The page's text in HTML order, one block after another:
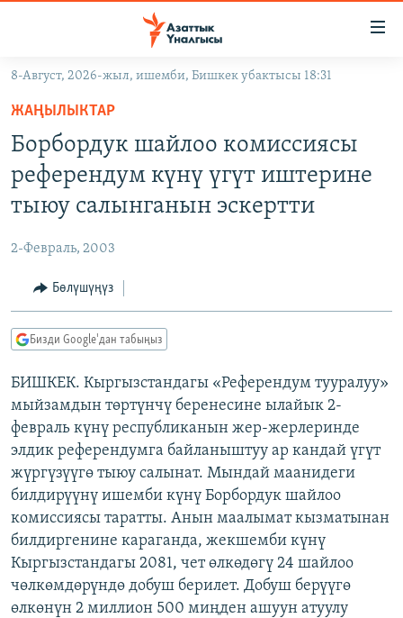
Навигацияга
өтүңүз
Издөөгө
салыңыз
КЫРГЫЗСТАН
КЫРГЫЗСТАН
МАДАНИЯТ
ДҮЙНӨ
УКРАИНА
ТВ ПРОГРАММАЛАР
БҮГҮН АЗАТТЫКТА
ДАНИСТЕ
АЗАТТЫК+
ЫҢГАЙСЫЗ СУРООЛОР
ПОДКАСТ
ОНЛАЙН ШЕРИНЕ
ЭЕ/АРнун бардык сайттары
8-Август, 2026-жыл, ишемби, Бишкек убактысы 18:31
ЖАҢЫЛЫКТАР
Борбордук шайлоо комиссиясы
референдум күнү үгүт иштерине
тыюу салынганын эскертти
2-Февраль, 2003
Бөлүшүңүз
Бизди Google'дан табыңыз
БИШКЕК. Кыргызстандагы «Референдум тууралуу»
мыйзамдын төртүнчү беренесине ылайык 2-
февраль күнү республиканын жер-жерлеринде
элдик референдумга байланыштуу ар кандай үгүт
жүргүзүүгө тыюу салынат. Мындай маанидеги
билдирүүнү ишемби күнү Борбордук шайлоо
комиссиясы таратты. Анын маалымат кызматынан
билдиргенине караганда, жекшемби күнү
Кыргызстандагы 2081, чет өлкөдөгү 24 шайлоо
чөлкөмдөрүндө добуш берилет. Добуш берүүгө
өлкөнүн 2 миллион 500 миңден ашуун атуулу